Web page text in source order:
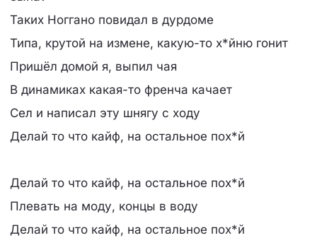
Таких Ноггано повидал в дурдоме
Типа, крутой на измене, какую-то х*йню гонит
Пришёл домой я, выпил чая
В динамиках какая-то френча качает
Сел и написал эту шнягу с ходу
Делай то что кайф, на остальное пох*й
Делай то что кайф, на остальное пох*й
Плевать на моду, концы в воду
Делай то что кайф, на остальное пох*й